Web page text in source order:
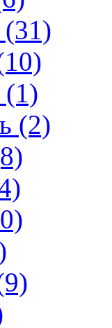
(31)
(1)
(2)